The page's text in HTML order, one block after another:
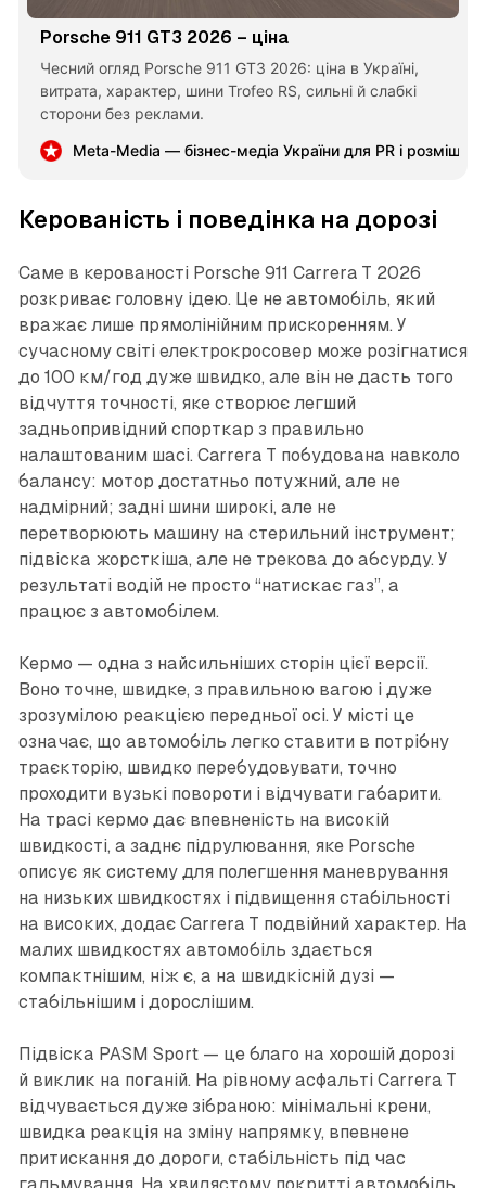
Porsche 911 GT3 2026 – ціна
Чесний огляд Porsche 911 GT3 2026: ціна в Україні,
витрата, характер, шини Trofeo RS, сильні й слабкі
сторони без реклами.
Meta-Media — бізнес-медіа України для PR і
Керованість і поведінка на дорозі
Саме в керованості Porsche 911 Carrera T 2026
розкриває головну ідею. Це не автомобіль, який
вражає лише прямолінійним прискоренням. У
сучасному світі електрокросовер може розігнатися
до 100 км/год дуже швидко, але він не дасть того
відчуття точності, яке створює легший
задньопривідний спорткар з правильно
налаштованим шасі. Carrera T побудована навколо
балансу: мотор достатньо потужний, але не
надмірний; задні шини широкі, але не
перетворюють машину на стерильний інструмент;
підвіска жорсткіша, але не трекова до абсурду. У
результаті водій не просто “натискає газ”, а
працює з автомобілем.
Кермо — одна з найсильніших сторін цієї версії.
Воно точне, швидке, з правильною вагою і дуже
зрозумілою реакцією передньої осі. У місті це
означає, що автомобіль легко ставити в потрібну
траєкторію, швидко перебудовувати, точно
проходити вузькі повороти і відчувати габарити.
На трасі кермо дає впевненість на високій
швидкості, а заднє підрулювання, яке Porsche
описує як систему для полегшення маневрування
на низьких швидкостях і підвищення стабільності
на високих, додає Carrera T подвійний характер. На
малих швидкостях автомобіль здається
компактнішим, ніж є, а на швидкісній дузі —
стабільнішим і дорослішим.
Підвіска PASM Sport — це благо на хорошій дорозі
й виклик на поганій. На рівному асфальті Carrera T
відчувається дуже зібраною: мінімальні крени,
швидка реакція на зміну напрямку, впевнене
притискання до дороги, стабільність під час